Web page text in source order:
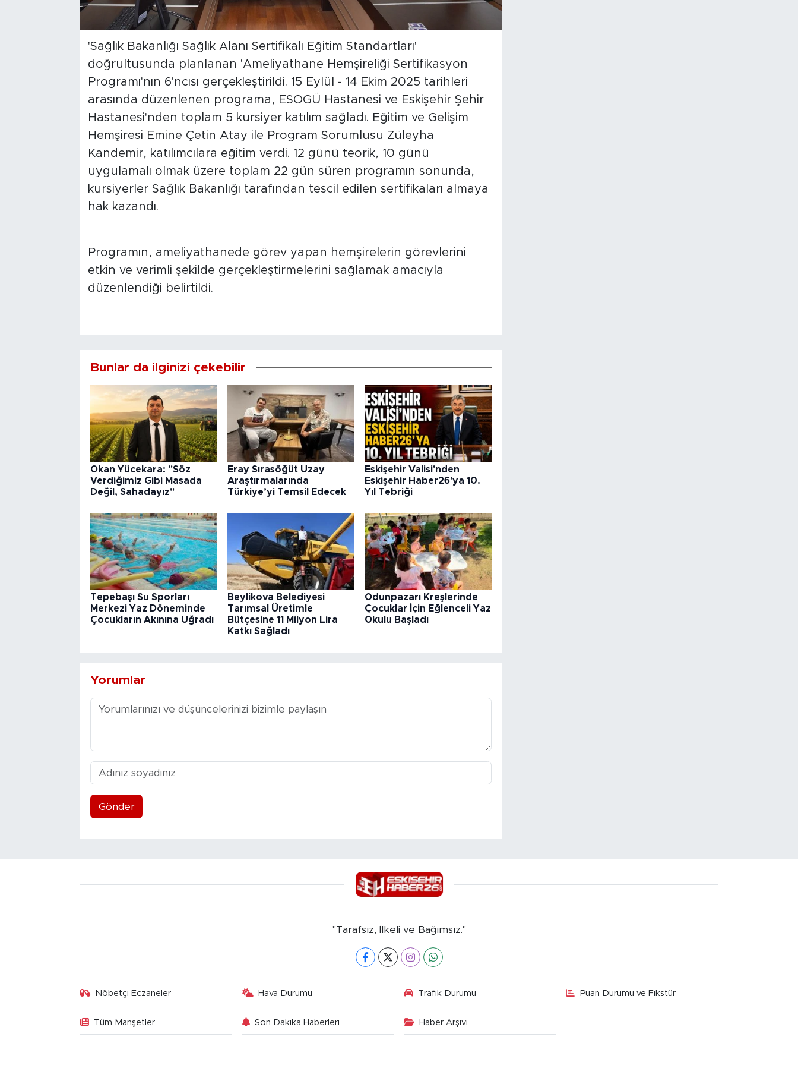
'Sağlık Bakanlığı Sağlık Alanı Sertifikalı Eğitim Standartları'
doğrultusunda planlanan 'Ameliyathane Hemşireliği Sertifikasyon
Programı'nın 6'ncısı gerçekleştirildi. 15 Eylül - 14 Ekim 2025 tarihleri
arasında düzenlenen programa, ESOGÜ Hastanesi ve Eskişehir Şehir
Hastanesi'nden toplam 5 kursiyer katılım sağladı. Eğitim ve Gelişim
Hemşiresi Emine Çetin Atay ile Program Sorumlusu Züleyha
Kandemir, katılımcılara eğitim verdi. 12 günü teorik, 10 günü
uygulamalı olmak üzere toplam 22 gün süren programın sonunda,
kursiyerler Sağlık Bakanlığı tarafından tescil edilen sertifikaları almaya
hak kazandı.
Programın, ameliyathanede görev yapan hemşirelerin görevlerini
etkin ve verimli şekilde gerçekleştirmelerini sağlamak amacıyla
düzenlendiği belirtildi.
Bunlar da ilginizi çekebilir
Okan Yücekara: "Söz
Verdiğimiz Gibi Masada
Değil, Sahadayız"
Eray Sırasöğüt Uzay
Araştırmalarında
Türkiye’yi Temsil Edecek
Eskişehir Valisi'nden
Eskişehir Haber26'ya 10.
Yıl Tebriği
Tepebaşı Su Sporları
Merkezi Yaz Döneminde
Çocukların Akınına Uğradı
Beylikova Belediyesi
Tarımsal Üretimle
Bütçesine 11 Milyon Lira
Katkı Sağladı
Odunpazarı Kreşlerinde
Çocuklar İçin Eğlenceli Yaz
Okulu Başladı
Yorumlar
Gönder
"Tarafsız, İlkeli ve Bağımsız."
Nöbetçi Eczaneler Hava Durumu Trafik Durumu Puan Durumu ve Fikstür
Tüm Manşetler Son Dakika Haberleri Haber Arşivi